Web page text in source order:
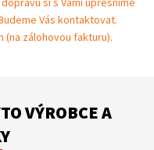
Vás kontaktovat.
(na zálohovou fakturu).
VÝROBCE A